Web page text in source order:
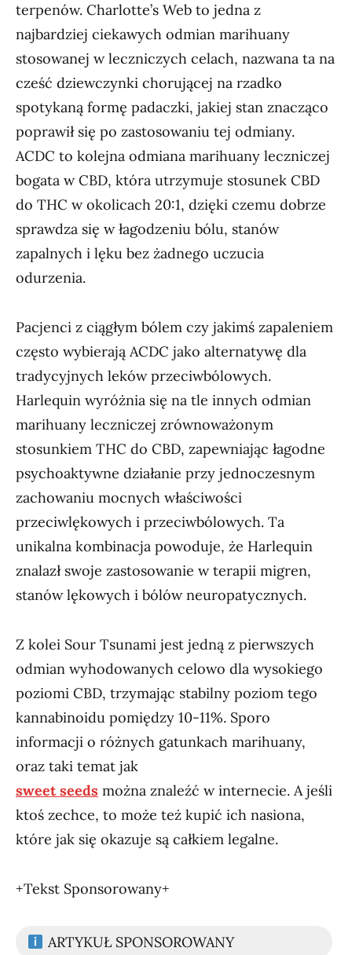
terpenów. Charlotte’s Web to jedna z
najbardziej ciekawych odmian marihuany
stosowanej w leczniczych celach, nazwana ta na
cześć dziewczynki chorującej na rzadko
spotykaną formę padaczki, jakiej stan znacząco
poprawił się po zastosowaniu tej odmiany.
ACDC to kolejna odmiana marihuany leczniczej
bogata w CBD, która utrzymuje stosunek CBD
do THC w okolicach 20:1, dzięki czemu dobrze
sprawdza się w łagodzeniu bólu, stanów
zapalnych i lęku bez żadnego uczucia
odurzenia.
Pacjenci z ciągłym bólem czy jakimś zapaleniem
często wybierają ACDC jako alternatywę dla
tradycyjnych leków przeciwbólowych.
Harlequin wyróżnia się na tle innych odmian
marihuany leczniczej zrównoważonym
stosunkiem THC do CBD, zapewniając łagodne
psychoaktywne działanie przy jednoczesnym
zachowaniu mocnych właściwości
przeciwlękowych i przeciwbólowych. Ta
unikalna kombinacja powoduje, że Harlequin
znalazł swoje zastosowanie w terapii migren,
stanów lękowych i bólów neuropatycznych.
Z kolei Sour Tsunami jest jedną z pierwszych
odmian wyhodowanych celowo dla wysokiego
poziomi CBD, trzymając stabilny poziom tego
kannabinoidu pomiędzy 10-11%. Sporo
informacji o różnych gatunkach marihuany,
oraz taki temat jak
sweet seeds można znaleźć w internecie. A jeśli
ktoś zechce, to może też kupić ich nasiona,
które jak się okazuje są całkiem legalne.
+Tekst Sponsorowany+
ARTYKUŁ SPONSOROWANY